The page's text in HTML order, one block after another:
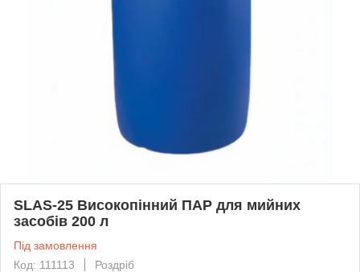
SLAS-25 Високопінний ПАР для мийних
засобів 200 л
Під замовлення
Код: 111113
Роздріб